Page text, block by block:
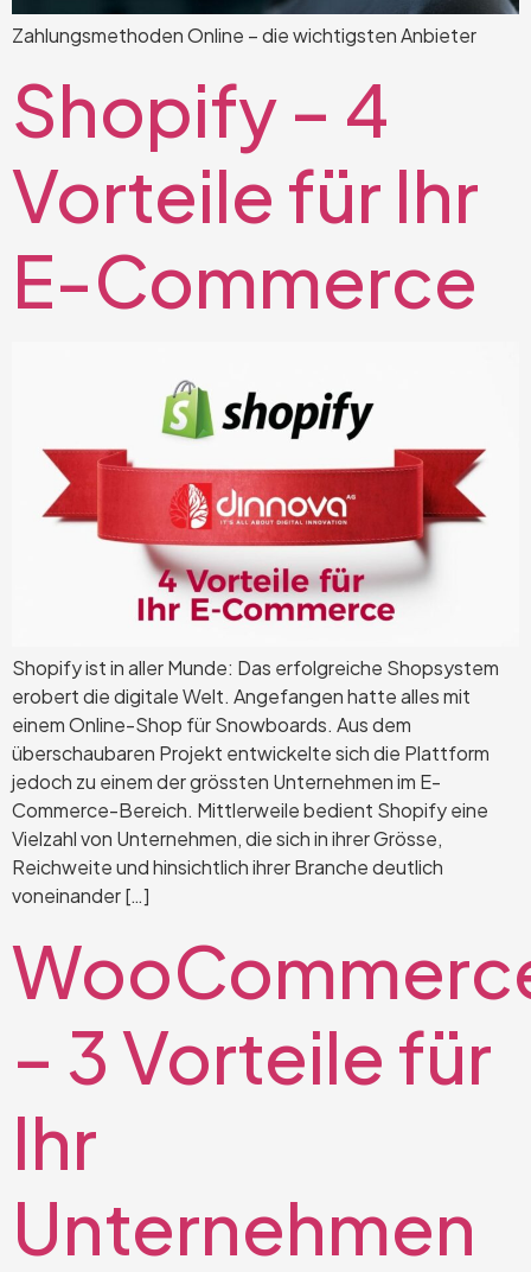
Zahlungsmethoden Online – die wichtigsten Anbieter
Shopify – 4
Vorteile für Ihr
E-Commerce
Shopify ist in aller Munde: Das erfolgreiche Shopsystem
erobert die digitale Welt. Angefangen hatte alles mit
einem Online-Shop für Snowboards. Aus dem
überschaubaren Projekt entwickelte sich die Plattform
jedoch zu einem der grössten Unternehmen im E-
Commerce-Bereich. Mittlerweile bedient Shopify eine
Vielzahl von Unternehmen, die sich in ihrer Grösse,
Reichweite und hinsichtlich ihrer Branche deutlich
voneinander […]
– 3 Vorteile für
Ihr
Unternehmen